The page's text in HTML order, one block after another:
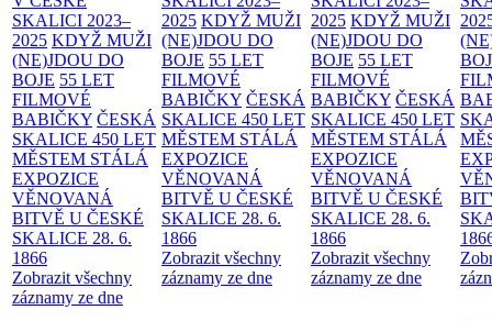
SKALICI 2023–
2025 KDYŽ MUŽI
(NE)JDOU DO
BOJE 55 LET
FILMOVÉ
BABIČKY ČESKÁ
SKALICE 450 LET
MĚSTEM STÁLÁ
EXPOZICE
VĚNOVANÁ
BITVĚ U ČESKÉ
SKALICE 28. 6.
1866
Zobrazit všechny
záznamy ze dne
2025 KDYŽ MUŽI
(NE)JDOU DO
BOJE 55 LET
FILMOVÉ
BABIČKY ČESKÁ
SKALICE 450 LET
MĚSTEM STÁLÁ
EXPOZICE
VĚNOVANÁ
BITVĚ U ČESKÉ
SKALICE 28. 6.
1866
Zobrazit všechny
záznamy ze dne
2025 KDYŽ MUŽI
(NE)JDOU DO
BOJE 55 LET
FILMOVÉ
BABIČKY ČESKÁ
SKALICE 450 LET
MĚSTEM STÁLÁ
EXPOZICE
VĚNOVANÁ
BITVĚ U ČESKÉ
SKALICE 28. 6.
1866
Zobrazit všechny
záznamy ze dne